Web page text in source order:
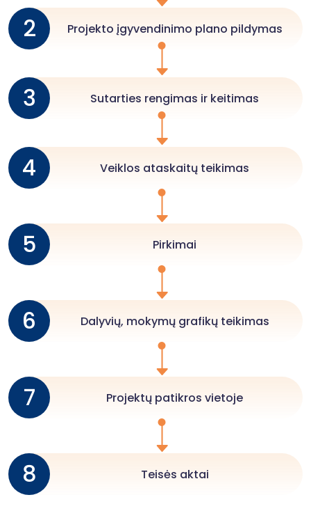
2 Projekto įgyvendinimo plano pildymas
3 Sutarties rengimas ir keitimas
4 Veiklos ataskaitų teikimas
5 Pirkimai
6 Dalyvių, mokymų grafikų teikimas
7 Projektų patikros vietoje
8 Teisės aktai